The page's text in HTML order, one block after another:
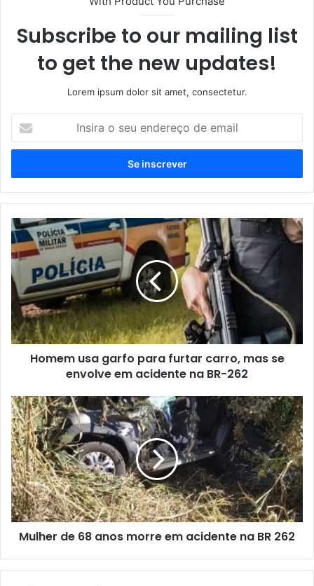
Subscribe to our mailing list
to get the new updates!
Lorem ipsum dolor sit amet, consectetur.
seu
de
email
Homem
usa
garfo
para
furtar
carro,
mas
se
envolve
BR-
262
Homem usa garfo para furtar carro, mas se
envolve em acidente na BR-262
Mulher
de
68
anos
morre
em
acidente
na
BR
262
Mulher de 68 anos morre em acidente na BR 262